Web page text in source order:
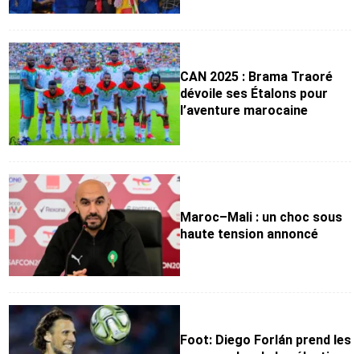
CAN 2025 : Brama Traoré
dévoile ses Étalons pour
l’aventure marocaine
Maroc–Mali : un choc sous
haute tension annoncé
Foot: Diego Forlán prend les